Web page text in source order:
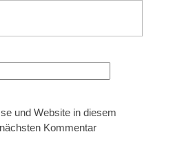
und Website in diesem
Kommentar